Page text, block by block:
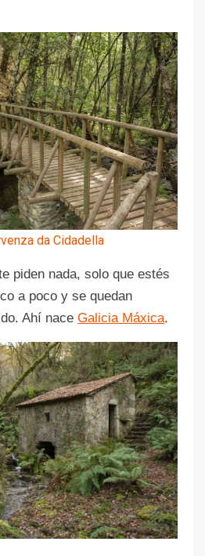
da Cidadella
piden nada, solo que estés
a poco y se quedan
Ahí nace Galicia Máxica.